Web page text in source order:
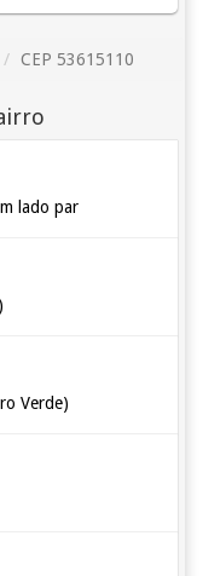
CEP 53615110
lado par
Verde)